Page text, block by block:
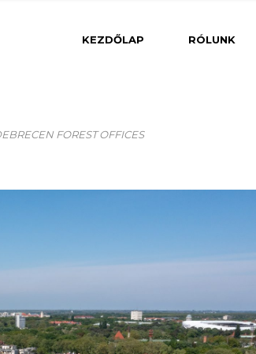
KEZDŐLAP RÓLUNK
FOREST OFFICES